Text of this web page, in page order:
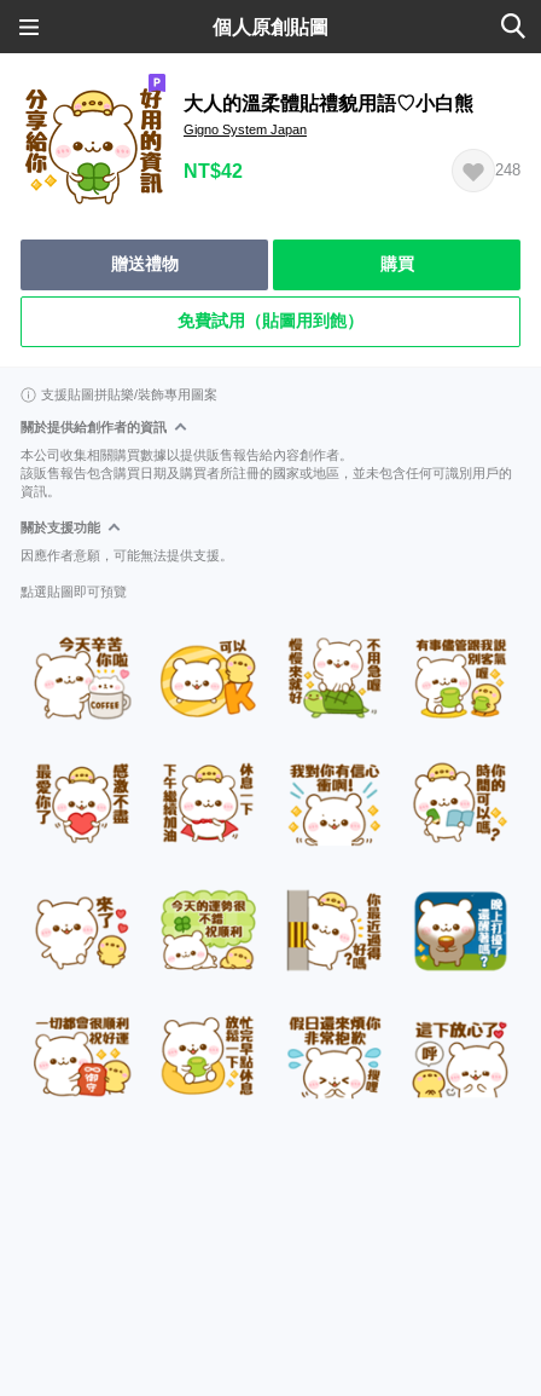
個人原創貼圖
大人的溫柔體貼禮貌用語♡小白熊
Gigno System Japan
NT$42 248
贈送禮物 購買
免費試用（貼圖用到飽）
支援貼圖拼貼樂/裝飾專用圖案
關於提供給創作者的資訊
本公司收集相關購買數據以提供販售報告給內容創作者。
該販售報告包含購買日期及購買者所註冊的國家或地區，並未包含任何可識別用戶的
資訊。
關於支援功能
因應作者意願，可能無法提供支援。
點選貼圖即可預覽